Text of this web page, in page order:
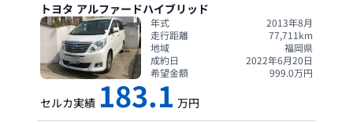
トヨタ アルファードハイブリッド
年式
2013年8月
走行距離
77,711 km
地域
福岡県
成約日
2022年6月20日
希望金額
999.0万円
セルカ実績 183.1 万円